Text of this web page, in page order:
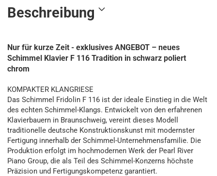
Beschreibung
Nur für kurze Zeit - exklusives ANGEBOT – neues
Schimmel Klavier F 116 Tradition in schwarz poliert
chrom
KOMPAKTER KLANGRIESE
Das Schimmel Fridolin F 116 ist der ideale Einstieg in die Welt
des echten Schimmel-Klangs. Entwickelt von den erfahrenen
Klavierbauern in Braunschweig, vereint dieses Modell
traditionelle deutsche Konstruktionskunst mit modernster
Fertigung innerhalb der Schimmel-Unternehmensfamilie. Die
Produktion erfolgt im hochmodernen Werk der Pearl River
Piano Group, die als Teil des Schimmel-Konzerns höchste
Präzision und Fertigungskompetenz garantiert.